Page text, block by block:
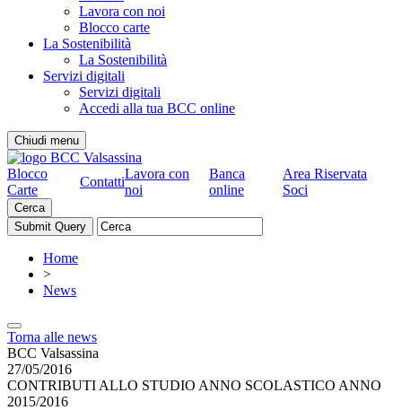
Lavora con noi
Blocco carte
La Sostenibilità
La Sostenibilità
Servizi digitali
Servizi digitali
Accedi alla tua BCC online
Chiudi menu
Blocco
Carte
Contatti
Lavora con
noi
Banca
online
Area Riservata
Soci
Cerca
Home
>
News
Torna alle news
BCC Valsassina
27/05/2016
CONTRIBUTI ALLO STUDIO ANNO SCOLASTICO ANNO
2015/2016